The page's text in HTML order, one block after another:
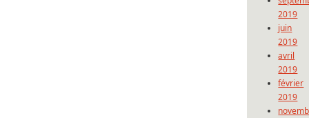
2019
juin
2019
avril
2019
février
2019